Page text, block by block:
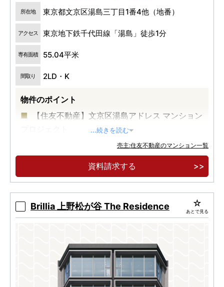
所在地 東京都文京区湯島三丁目1番4他（地番）
アクセス 東京地下鉄千代田線「湯島」徒歩1分
専有面積 55.04平米
間取り 2LD・K
物件のポイント
【住友不動産】文京区湯島アドレス マンション
東京メトロ千代田線「湯島」駅徒歩1分。
山手線も徒歩圏に。「上野」駅徒歩9分・「御
徒町」駅徒歩7分。
...続きを読む
売主:住友不動産のマンション一覧
資料請求する
Brillia 上野松が谷 The Residence あとで見る